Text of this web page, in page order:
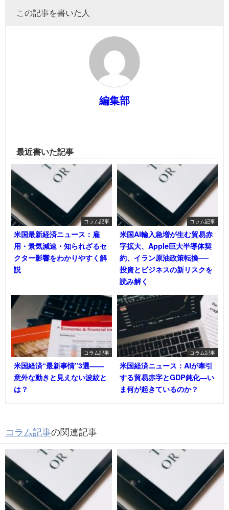
この記事を書いた人
編集部
最近書いた記事
コラム記事
米国最新経済ニュース：雇
用・景気減速・知られざるセ
クター影響をわかりやすく解
説
コラム記事
米国AI輸入急増が生む貿易赤
字拡大、Apple巨大半導体契
約、イラン原油政策転換──
投資とビジネスの新リスクを
読み解く
コラム記事
米国経済“最新事情”3選――
意外な動きと見えない波紋と
は？
コラム記事
米国経済ニュース：AIが牽引
する貿易赤字とGDP鈍化―い
ま何が起きているのか？
コラム記事の関連記事